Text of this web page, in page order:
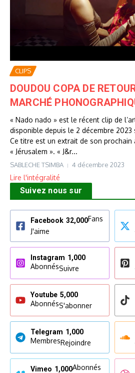
CLIPS
DOUDOU COPA DE
MARCHÉ
« Nado nado » est le récent clip de
disponible depuis le 2 décembre 2023
Ce titre est un extrait de son prochain
« Jérusalem ». « J&r...
SABLECHE TSIMBA 4 décembre 2023
Lire l'intégralité
Suivez nous sur
Facebook 32,000Fans
J'aime
Instagram 1,000
AbonnésSuivre
Youtube 5,000
AbonnésS'abonner
Telegram 1,000
MembresRejoindre
Vimeo 1,000Abonnés